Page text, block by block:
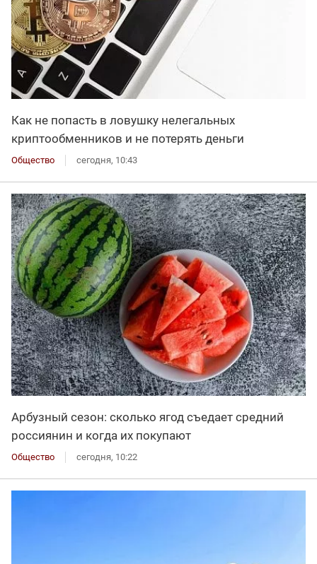
Как не попасть в ловушку нелегальных
криптообменников и не потерять деньги
Общество сегодня, 10:43
Арбузный сезон: сколько ягод съедает средний
россиянин и когда их покупают
Общество сегодня, 10:22